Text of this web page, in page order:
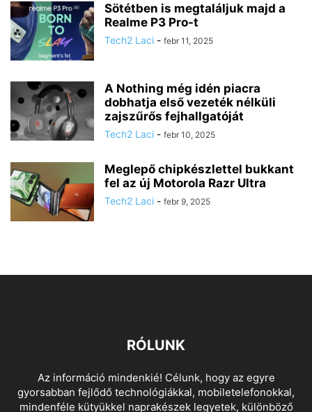
Sötétben is megtaláljuk majd a
Realme P3 Pro-t
Tech2 Laci - febr 11, 2025
A Nothing még idén piacra
dobhatja első vezeték nélküli
zajszűrős fejhallgatóját
Tech2 Laci - febr 10, 2025
Meglepő chipkészlettel bukkant
fel az új Motorola Razr Ultra
Tech2 Laci - febr 9, 2025
RÓLUNK
Az információ mindenkié! Célunk, hogy az egyre
gyorsabban fejlődő technológiákkal, mobiletelefonokkal,
mindenféle kütyükkel naprakészek legyetek, különböző